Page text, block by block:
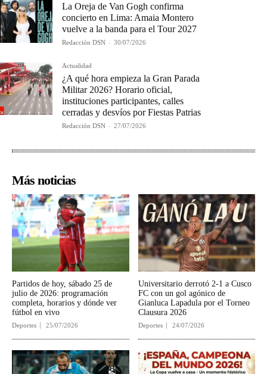
La Oreja de Van Gogh confirma
concierto en Lima: Amaia Montero
vuelve a la banda para el Tour 2027
Redacción DSN - 30/07/2026
Actualidad
¿A qué hora empieza la Gran Parada
Militar 2026? Horario oficial,
instituciones participantes, calles
cerradas y desvíos por Fiestas Patrias
Redacción DSN - 27/07/2026
Más noticias
Partidos de hoy, sábado 25 de
julio de 2026: programación
completa, horarios y dónde ver
fútbol en vivo
Deportes 25/07/2026
Universitario derrotó 2-1 a Cusco
FC con un gol agónico de
Gianluca Lapadula por el Torneo
Clausura 2026
Deportes 24/07/2026